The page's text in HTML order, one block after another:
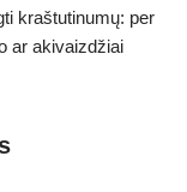
kraštutinumų: per
ar akivaizdžiai